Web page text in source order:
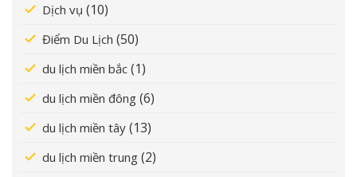
Dịch vụ (10)
Điểm Du Lịch (50)
du lịch miền bắc (1)
du lịch miền đông (6)
du lịch miền tây (13)
du lịch miền trung (2)